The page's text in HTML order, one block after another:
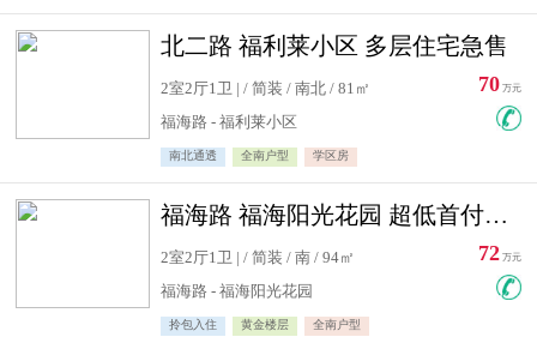
北二路 福利莱小区 多层住宅急售
2室2厅1卫 | / 简装 / 南北 / 81㎡
福海路 - 福利莱小区
南北通透 全南户型 学区房
70 万元
福海路 福海阳光花园 超低首付住宅急售
2室2厅1卫 | / 简装 / 南 / 94㎡
福海路 - 福海阳光花园
拎包入住 黄金楼层 全南户型
72 万元